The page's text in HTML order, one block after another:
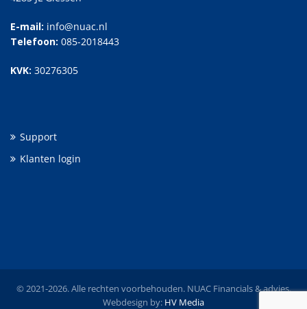
E-mail: info@nuac.nl
Telefoon: 085-2018443
KVK: 30276305
Support
Klanten login
© 2021-2026. Alle rechten voorbehouden. NUAC Financials & advies.
Webdesign by: HV Media